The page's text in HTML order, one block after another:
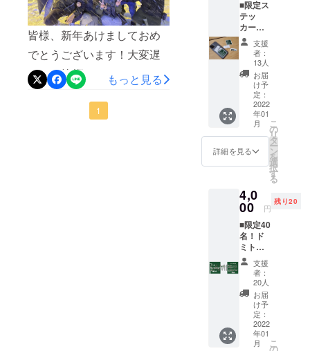
き本当にありがとうござい
ました。早くも100名以上の
方にご宿泊いただき、地元
の人とのつながりやリピー
トしてくださる方もいらっ
しゃいます。日本を凝縮し
させていただきます。＝＝
＝＝＝＝＝クラウドファン
ディングご支援結果＝＝＝
＝＝＝＝ ご支援者数：128
人ご支援総額：1,426,500円
ご支援達成率：124%＝＝＝
皆様、新年あけましておめ
でとうございます！大変遅
くのご挨拶となってしまい
ましたが、、無事2022年を
迎えることができました！
もっと見る
1
■限定ス
テッ
カープ
ラン ・
あなた
に宛て
たお礼
のメッ
セージ
を、
ちょっ
とした
エピ
ソード
を添え
てメー
お届け
しま
す！ ・
The
Retreat
Place、
3種類の
ステッ
カーを
お送り
いたし
ます。
※ステッ
カーサ
イズは
支援
者：
13人
お届
け予
定：
2022
年01
月
詳細を見る
こ
の
リ
タ
ー
ン
を
選
択
す
る
4,0
00 円
残り20
■限定40
名！ド
ミト
リー宿
泊プラ
泊宿泊
券(通常
4500円
→4000
円）
※宿泊券
支援
者：
20人
お届
け予
定：
2022
年01
月
こ
の